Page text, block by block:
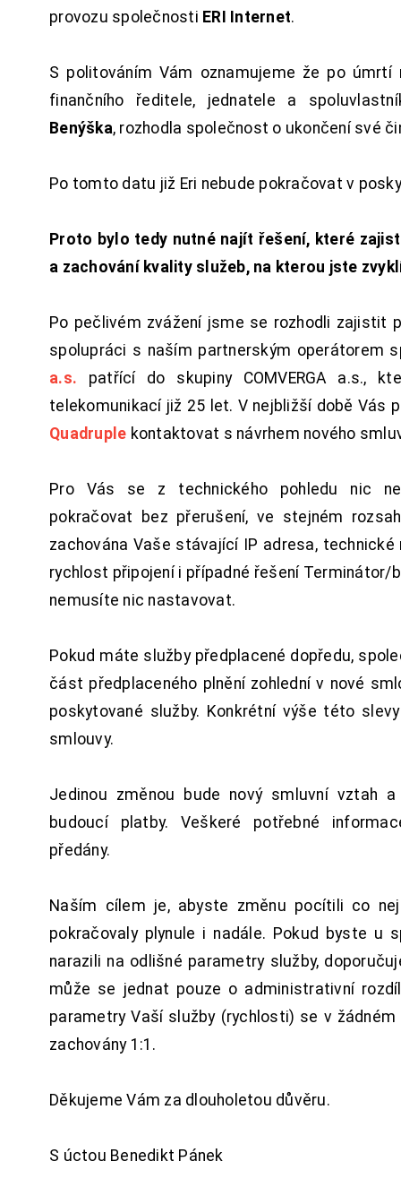
provozu společnosti ERI Internet.
S politováním Vám oznamujeme že po úmrtí
finančního ředitele, jednatele a
Benýška, rozhodla společnost o ukončení své
Po tomto datu již Eri nebude pokračovat v
Proto bylo tedy nutné najít řešení, které
a zachování kvality služeb, na kterou jste
Po pečlivém zvážení jsme se rozhodli zajistit
spolupráci s naším partnerským operátorem
a.s. patřící do skupiny COMVERGA a.s.,
telekomunikací již 25 let. V nejbližší době Vás
Quadruple kontaktovat s návrhem nového
Pro Vás se z technického pohledu nic
pokračovat bez přerušení, ve stejném
zachována Vaše stávající IP adresa, technické
rychlost připojení i případné řešení Terminátor/
nemusíte nic nastavovat.
Pokud máte služby předplacené dopředu,
část předplaceného plnění zohlední v nové
poskytované služby. Konkrétní výše této
smlouvy.
Jedinou změnou bude nový smluvní vztah
budoucí platby. Veškeré potřebné
předány.
Naším cílem je, abyste změnu pocítili co
pokračovaly plynule i nadále. Pokud byste u
narazili na odlišné parametry služby,
může se jednat pouze o administrativní
parametry Vaší služby (rychlosti) se v
zachovány 1:1.
Děkujeme Vám za dlouholetou důvěru.
S úctou Benedikt Pánek